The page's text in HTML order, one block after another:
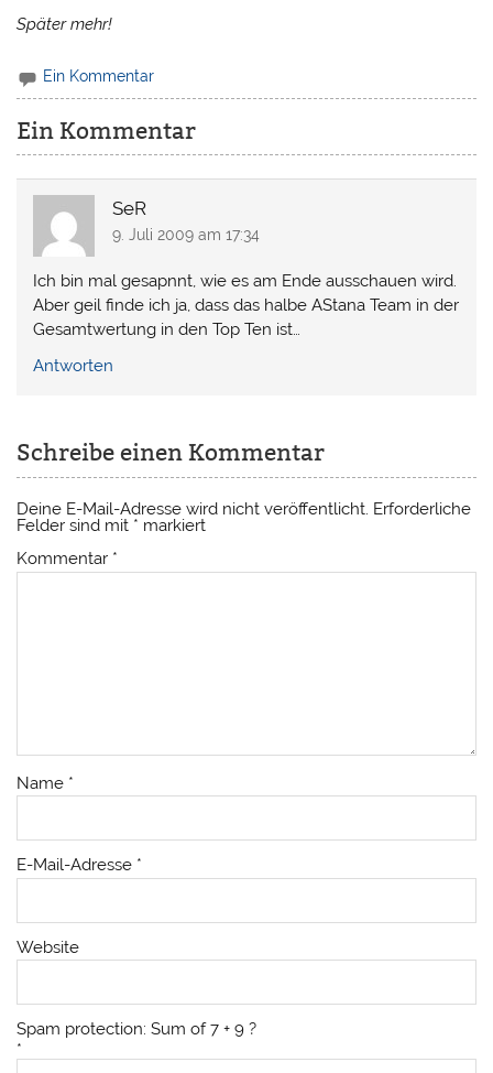
Später mehr!
Ein Kommentar
Ein Kommentar
SeR
9. Juli 2009 am 17:34
Ich bin mal gesapnnt, wie es am Ende ausschauen wird.
Aber geil finde ich ja, dass das halbe AStana Team in der
Gesamtwertung in den Top Ten ist…
Antworten
Schreibe einen Kommentar
Deine E-Mail-Adresse wird nicht veröffentlicht. Erforderliche
Felder sind mit * markiert
Kommentar *
Name *
E-Mail-Adresse *
Website
Spam protection: Sum of 7 + 9 ?
*